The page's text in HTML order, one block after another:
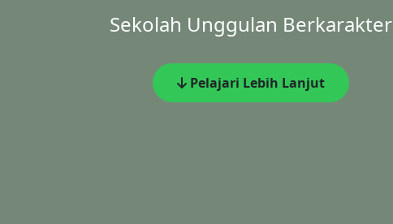
Sekolah Unggulan Berkarakter
Pelajari Lebih Lanjut